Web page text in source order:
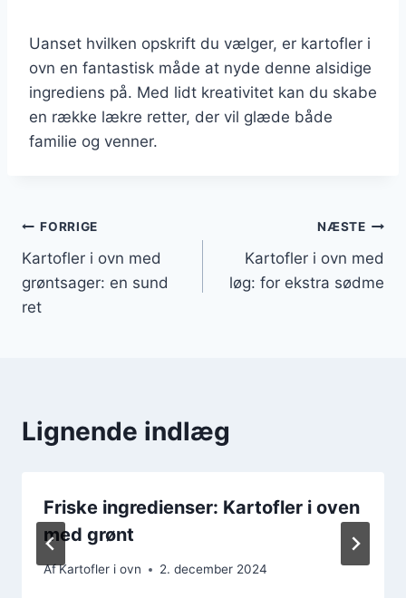
Uanset hvilken opskrift du vælger, er kartofler i
ovn en fantastisk måde at nyde denne alsidige
ingrediens på. Med lidt kreativitet kan du skabe
en række lækre retter, der vil glæde både
familie og venner.
Indlægsnavigation
FORRIGE
Kartofler i ovn med
grøntsager: en sund
ret
NÆSTE
Kartofler i ovn med
løg: for ekstra sødme
Lignende indlæg
Friske ingredienser: Kartofler i oven
med grønt
AfKartofler i ovn 2. december 2024